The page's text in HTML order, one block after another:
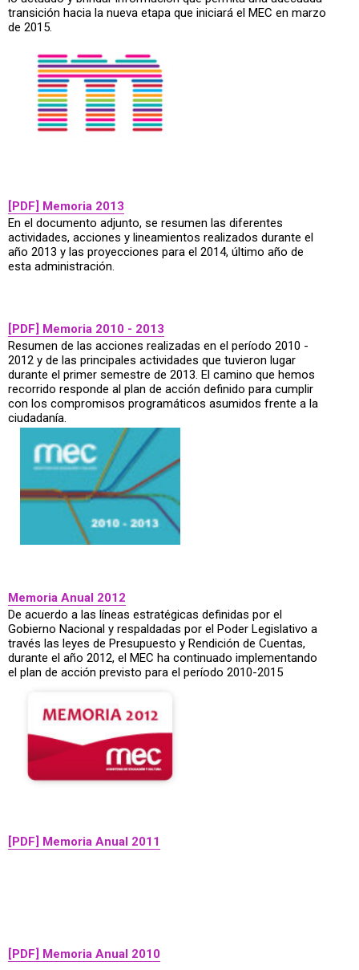
transición hacia la nueva etapa que iniciará el MEC en marzo
de 2015.
[PDF] Memoria 2013
En el documento adjunto, se resumen las diferentes
actividades, acciones y lineamientos realizados durante el
año 2013 y las proyecciones para el 2014, último año de
esta administración.
[PDF] Memoria 2010 - 2013
Resumen de las acciones realizadas en el período 2010 -
2012 y de las principales actividades que tuvieron lugar
durante el primer semestre de 2013. El camino que hemos
recorrido responde al plan de acción definido para cumplir
con los compromisos programáticos asumidos frente a la
ciudadanía.
Memoria Anual 2012
De acuerdo a las líneas estratégicas definidas por el
Gobierno Nacional y respaldadas por el Poder Legislativo a
través las leyes de Presupuesto y Rendición de Cuentas,
durante el año 2012, el MEC ha continuado implementando
el plan de acción previsto para el período 2010-2015
[PDF] Memoria Anual 2011
[PDF] Memoria Anual 2010